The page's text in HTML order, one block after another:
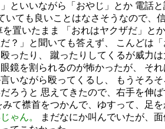
といいながら「おやじ」とか 電話
いても良いことはなさそうなので、
を置いたまま 「おれはヤクザだ」と
だ？」と聞いても答えず、 こんどは
ったり、 蹴ったりしてくるが威力は
鏡を割られるのが怖かったが、 そ
いながら殴ってくるし、 もうそろ
ろうと 思えてきたので、右手を伸ば
みて襟首をつかんで、ゆすって、足を
ゃん。
まだなにか叫んでいたが、